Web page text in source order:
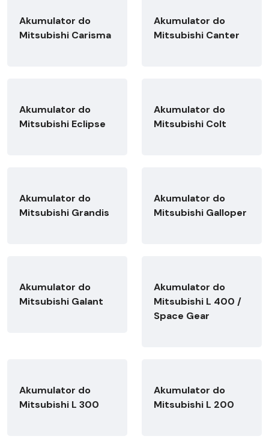
Akumulator do
Mitsubishi Carisma
Akumulator do
Mitsubishi Canter
Akumulator do
Mitsubishi Eclipse
Akumulator do
Mitsubishi Colt
Akumulator do
Mitsubishi Grandis
Akumulator do
Mitsubishi Galloper
Akumulator do
Mitsubishi Galant
Akumulator do
Mitsubishi L 400 /
Space Gear
Akumulator do
Mitsubishi L 300
Akumulator do
Mitsubishi L 200